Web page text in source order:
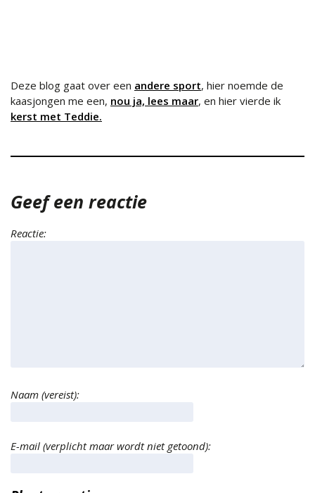
Deze blog gaat over een andere sport, hier noemde de
kaasjongen me een, nou ja, lees maar, en hier vierde ik
kerst met Teddie.
Geef een reactie
Reactie:
Naam (vereist):
E-mail (verplicht maar wordt niet getoond):